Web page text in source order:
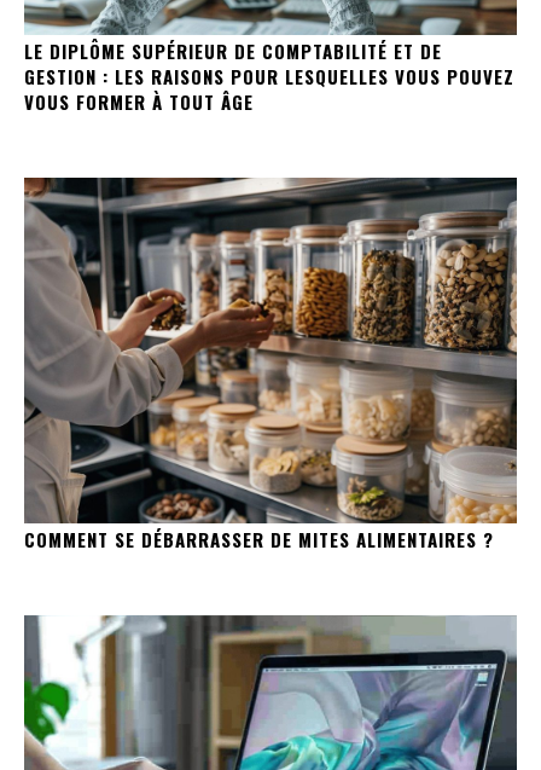
LE DIPLÔME SUPÉRIEUR DE COMPTABILITÉ ET DE
GESTION : LES RAISONS POUR LESQUELLES VOUS POUVEZ
VOUS FORMER À TOUT ÂGE
COMMENT SE DÉBARRASSER DE MITES ALIMENTAIRES ?